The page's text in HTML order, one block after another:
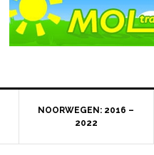
NOORWEGEN: 2016 –
2022